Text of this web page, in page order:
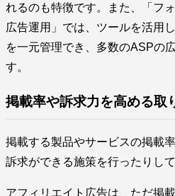
れるのも特徴です。また、「フ
広告運用」では、ツールを活用
を一元管理でき、多数のASPの
す。
掲載率や訴求力を高める取
掲載する製品やサービスの掲載
訴求ができる施策を行ったりし
アフィリエイト広告は、ただ掲